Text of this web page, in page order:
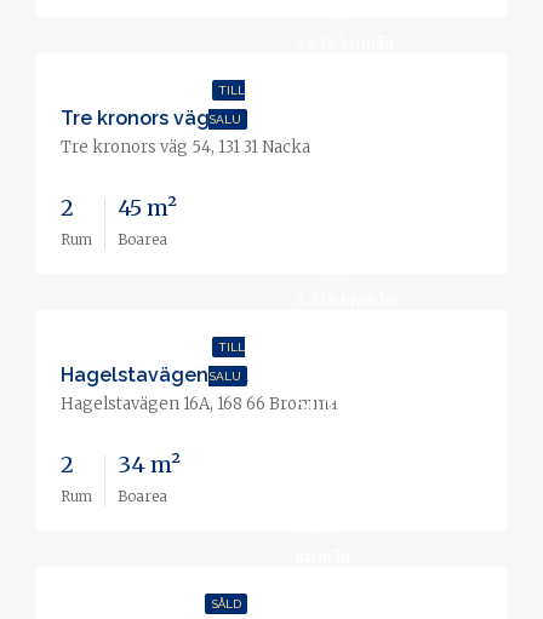
TILL
SALU
Tre kronors väg 54
Tre kronors väg 54, 131 31 Nacka
2
Rum
45 m²
Boarea
TILL
SALU
Hagelstavägen 16A
Hagelstavägen 16A, 168 66 Bromma
2
Rum
34 m²
Boarea
SÅLD
Slutpris